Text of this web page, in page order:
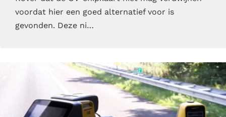
voordat hier een goed alternatief voor is
gevonden. Deze ni…